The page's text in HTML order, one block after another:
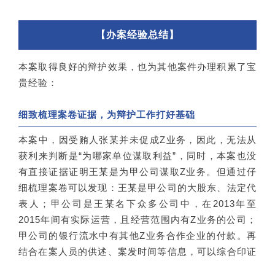
【办案经验总结】
本案取得良好的辩护效果，也为其他案件办理积累了宝
贵经验：
细致梳理案卷证据，为辩护工作打好基础
本案中，因受贿人张某并未促成Z业务，因此，无法从
获利来判断是“为哪家单位谋取利益”，同时，本案也没
有直接证据证明王某是为甲公司谋取Z业务。但通过仔
细梳理案卷可以发现：王某是甲公司的大股东、法定代
表人；甲公司是王某名下众多公司中，在2013年至
2015年间有实际运营，且经营范围内有Z业务的公司；
甲公司的银行流水中有其他Z业务合作企业的付款。再
结合在案人员的供述、案发时间等信息，可以综合印证